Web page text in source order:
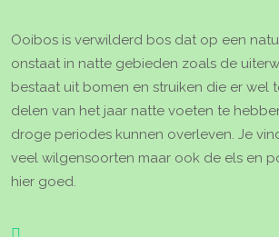
Ooibos is verwilderd bos dat op een
onstaat in natte gebieden zoals de
bestaat uit bomen en struiken die er wel
delen van het jaar natte voeten te
droge periodes kunnen overleven. Je
veel wilgensoorten maar ook de els en
hier goed.